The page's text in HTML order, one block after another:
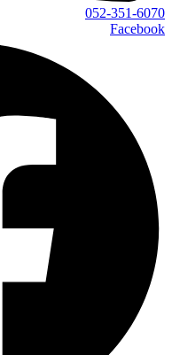
052-351-6070
Facebook